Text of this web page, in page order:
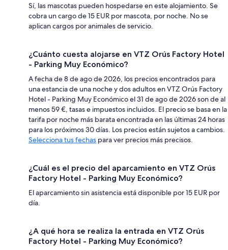
Sí, las mascotas pueden hospedarse en este alojamiento. Se
cobra un cargo de 15 EUR por mascota, por noche. No se
aplican cargos por animales de servicio.
¿Cuánto cuesta alojarse en VTZ Orús Factory Hotel
- Parking Muy Económico?
A fecha de 8 de ago de 2026, los precios encontrados para
una estancia de una noche y dos adultos en VTZ Orús Factory
Hotel - Parking Muy Económico el 31 de ago de 2026 son de al
menos 59 €, tasas e impuestos incluidos. El precio se basa en la
tarifa por noche más barata encontrada en las últimas 24 horas
para los próximos 30 días. Los precios están sujetos a cambios.
Selecciona tus fechas para ver precios más precisos.
¿Cuál es el precio del aparcamiento en VTZ Orús
Factory Hotel - Parking Muy Económico?
El aparcamiento sin asistencia está disponible por 15 EUR por
día.
¿A qué hora se realiza la entrada en VTZ Orús
Factory Hotel - Parking Muy Económico?